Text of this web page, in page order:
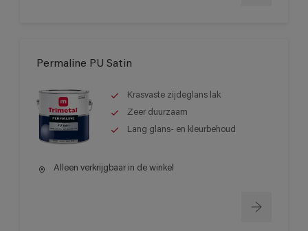
Permaline PU Satin
Krasvaste zijdeglans lak
Zeer duurzaam
Lang glans- en kleurbehoud
Alleen verkrijgbaar in de winkel